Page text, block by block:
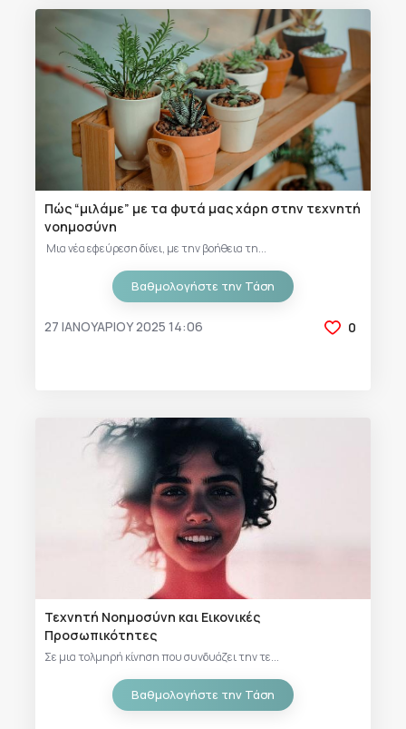
Πώς “μιλάμε” με τα φυτά μας χάρη στην τεχνητή
νοημοσύνη
Μια νέα εφεύρεση δίνει, με την βοήθεια τη...
Βαθμολογήστε την Τάση
27 ΙΑΝΟΥΑΡΊΟΥ 2025 14:06 0
Τεχνητή Νοημοσύνη και Εικονικές
Προσωπικότητες
Σε μια τολμηρή κίνηση που συνδυάζει την τε...
Βαθμολογήστε την Τάση